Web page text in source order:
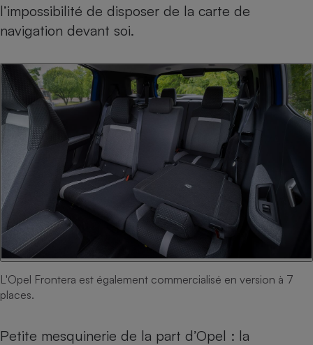
l’impossibilité de disposer de la carte de
navigation devant soi.
L'Opel Frontera est également commercialisé en version à 7
places.
Petite mesquinerie de la part d’Opel : la